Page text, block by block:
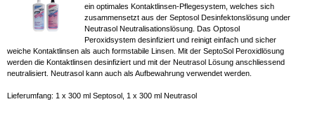
ein optimales Kontaktlinsen-Pflegesystem, welches sich
zusammensetzt aus der Septosol Desinfektonslösung under
Neutrasol Neutralisationslösung. Das Optosol
Peroxidsystem desinfiziert und reinigt einfach und sicher
weiche Kontaktlinsen als auch formstabile Linsen. Mit der SeptoSol Peroxidlösung
werden die Kontaktlinsen desinfiziert und mit der Neutrasol Lösung anschliessend
neutralisiert. Neutrasol kann auch als Aufbewahrung verwendet werden.
Lieferumfang: 1 x 300 ml Septosol, 1 x 300 ml Neutrasol